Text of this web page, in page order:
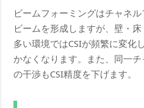
ビームフォーミングはチャネ
ビームを形成しますが、壁・
多い環境ではCSIが頻繁に変化
かなくなります。また、同一
の干渉もCSI精度を下げます。